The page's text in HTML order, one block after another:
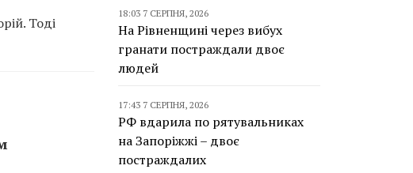
Тоді
18:03 7 СЕРПНЯ, 2026
На Рівненщині через вибух
гранати постраждали двоє
людей
17:43 7 СЕРПНЯ, 2026
РФ вдарила по рятувальниках
на Запоріжжі – двоє
постраждалих